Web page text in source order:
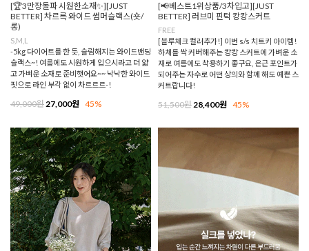
[🏆3만장돌파 시원한소재✨][JUST
BETTER] 차르륵 와이드 썸머슬랙스(숏/
롱)
S,M,L
-5kg 다이어트를 한 듯, 슬림해지는 와이드밴딩
슬랙스~! 여름에도 시원하게 입으시라고 더 얇
고 가벼운 소재로 준비햇어요~~ 낙낙한 와이드
핏으로 라인 부각 없이 차르르르-!
49,000원27,000원 45%
[📢베스트1위상품/3차입고][JUST
BETTER] 러브미 핀턱 캉캉스커트
FREE
[블루체크 컬러추가!] 이번 s/s 치트키 아이템!
하체를 싹 커버해주는 캉캉 스커트에 가벼운 소
재로 여름에도 착용하기 좋구요, 은근 포인트가
되어주는 자수로 어떤 상의와 함께 해도 예쁜 스
커트랍니다!
51,500원28,400원 45%